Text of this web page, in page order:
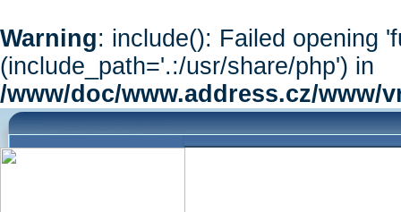
Warning: include(): Failed opening
(include_path='.:/usr/share/php') in
/www/doc/www.address.cz/www/